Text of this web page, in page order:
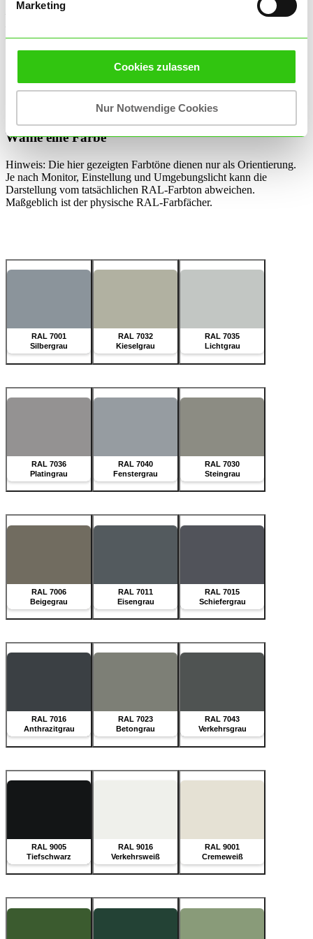
Marketing
Cookies zulassen
Nur Notwendige Cookies
– SOFORT Überweisung
– Zahlung per PayPal Express
Sie haben Fragen? Rufen Sie uns an oder schreiben uns an
Tel.: 02233-460 66 4
Wähle eine Farbe
Hinweis: Die hier gezeigten Farbtöne dienen nur als Orientierung.
Je nach Monitor, Einstellung und Umgebungslicht kann die
Darstellung vom tatsächlichen RAL-Farbton abweichen.
Maßgeblich ist der physische RAL-Farbfächer.
RAL 7001
Silbergrau
RAL 7032
Kieselgrau
RAL 7035
Lichtgrau
RAL 7036
Platingrau
RAL 7040
Fenstergrau
RAL 7030
Steingrau
RAL 7006
Beigegrau
RAL 7011
Eisengrau
RAL 7015
Schiefergrau
RAL 7016
Anthrazitgrau
RAL 7023
Betongrau
RAL 7043
Verkehrsgrau
RAL 9005
Tiefschwarz
RAL 9016
Verkehrsweiß
RAL 9001
Cremeweiß